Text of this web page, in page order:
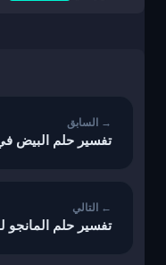
تفسير حلم البيض
تفسير حلم المانجو